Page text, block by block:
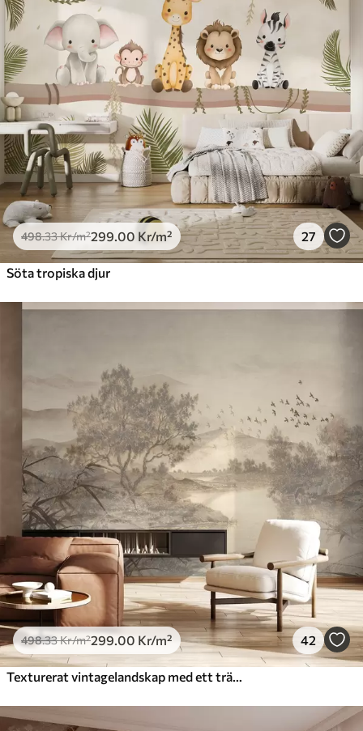
498.33Kr/m²299 .00 Kr/m² 27
Söta tropiska djur
498.33Kr/m²299 .00 Kr/m² 42